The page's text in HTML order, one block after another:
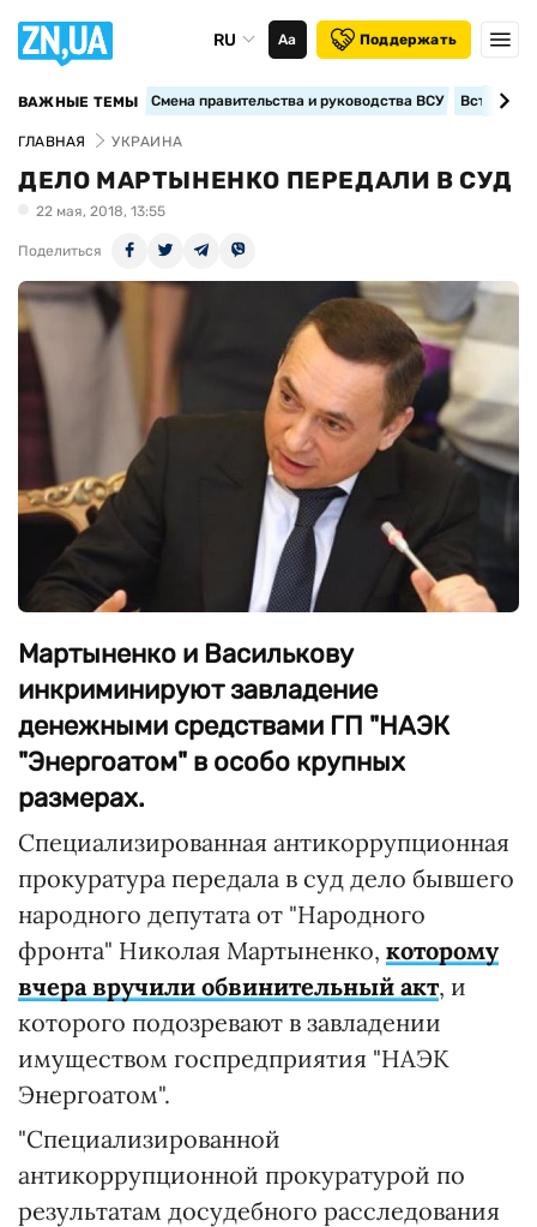
RU Аа Поддержать
ВАЖНЫЕ ТЕМЫ Смена правительства и руководства ВСУ
ГЛАВНАЯ УКРАИНА
ДЕЛО МАРТЫНЕНКО ПЕРЕДАЛИ В СУД
22 мая, 2018, 13:55
Поделиться
Мартыненко и Василькову
инкриминируют завладение
денежными средствами ГП "НАЭК
"Энергоатом" в особо крупных
размерах.
Специализированная антикоррупционная
прокуратура передала в суд дело бывшего
народного депутата от "Народного
фронта" Николая Мартыненко, которому
вчера вручили обвинительный акт, и
которого подозревают в завладении
имуществом госпредприятия "НАЭК
Энергоатом".
"Специализированной
антикоррупционной прокуратурой по
результатам досудебного расследования